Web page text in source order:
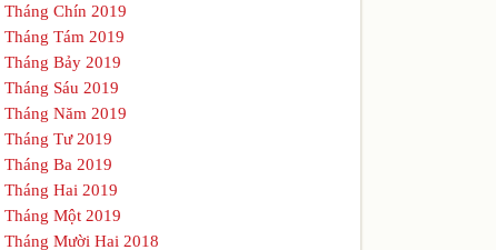
Tháng Chín 2019
Tháng Tám 2019
Tháng Bảy 2019
Tháng Sáu 2019
Tháng Năm 2019
Tháng Tư 2019
Tháng Ba 2019
Tháng Hai 2019
Tháng Một 2019
Tháng Mười Hai 2018